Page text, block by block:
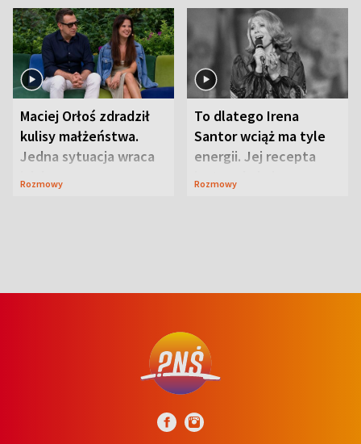
Maciej Orłoś zdradził
kulisy małżeństwa.
Jedna sytuacja wraca
jak bumerang
Rozmowy
To dlatego Irena
Santor wciąż ma tyle
energii. Jej recepta
jest zaskakująco
Rozmowy